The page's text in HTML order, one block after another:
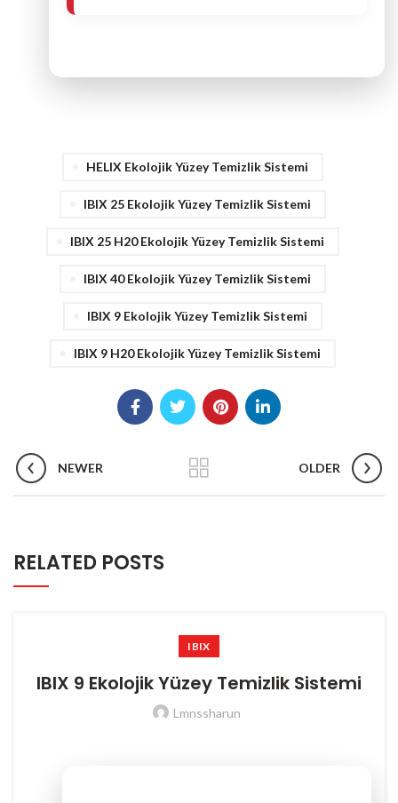
HELIX Ekolojik Yüzey Temizlik Sistemi
IBIX 25 Ekolojik Yüzey Temizlik Sistemi
IBIX 25 H20 Ekolojik Yüzey Temizlik Sistemi
IBIX 40 Ekolojik Yüzey Temizlik Sistemi
IBIX 9 Ekolojik Yüzey Temizlik Sistemi
IBIX 9 H20 Ekolojik Yüzey Temizlik Sistemi
NEWER OLDER
RELATED POSTS
IBIX
IBIX 9 Ekolojik Yüzey Temizlik Sistemi
Lmnssharun